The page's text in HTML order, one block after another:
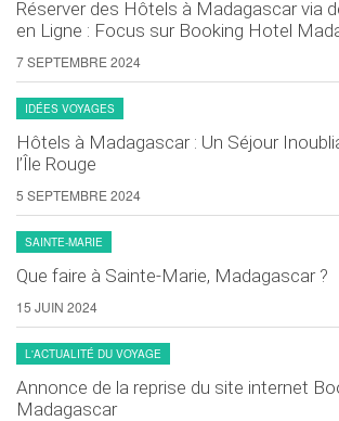
Réserver des Hôtels à Madagascar via
en Ligne : Focus sur Booking Hotel
7 SEPTEMBRE 2024
IDÉES VOYAGES
Hôtels à Madagascar : Un Séjour
l’Île Rouge
5 SEPTEMBRE 2024
SAINTE-MARIE
Que faire à Sainte-Marie, Madagascar ?
15 JUIN 2024
L'ACTUALITÉ DU VOYAGE
Annonce de la reprise du site internet
Madagascar